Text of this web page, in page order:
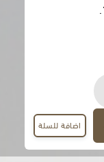
اضافة للسلة